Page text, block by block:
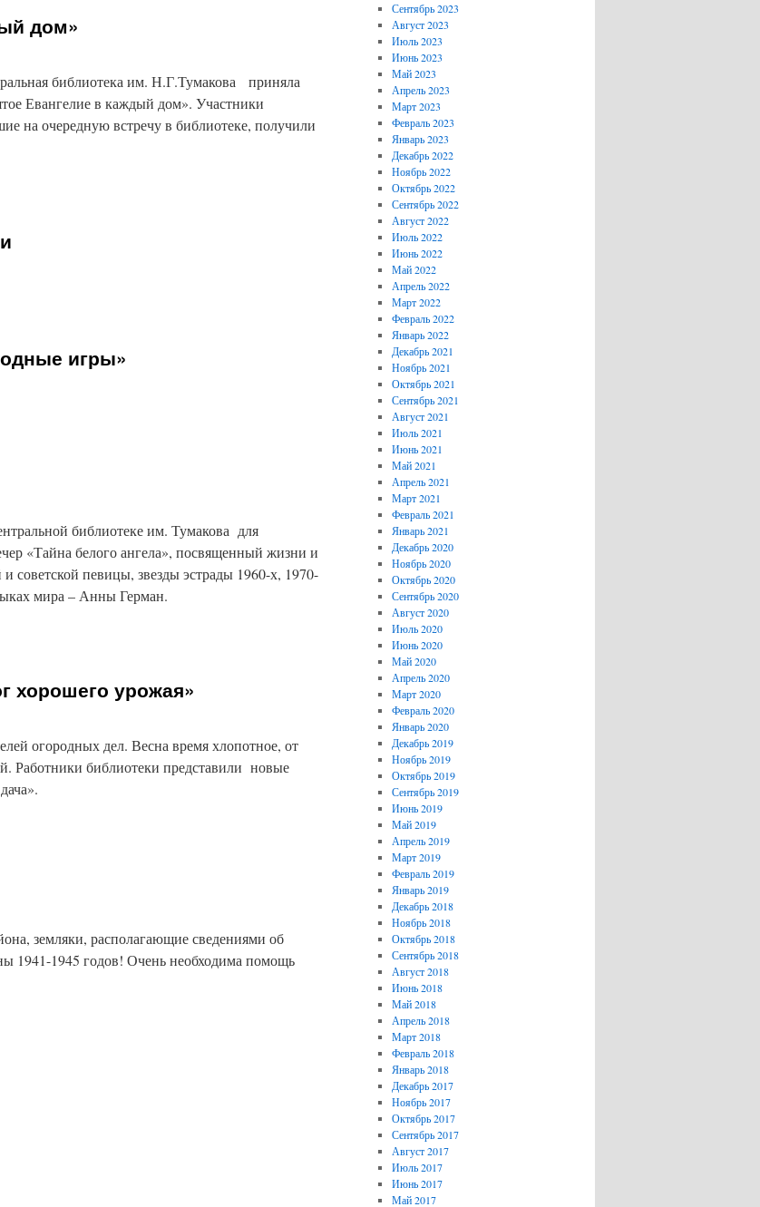
дом»
библиотека им. Н.Г.Тумакова приняла
Евангелие в каждый дом». Участники
на очередную встречу в библиотеке, получили
игры»
библиотеке им. Тумакова для
«Тайна белого ангела», посвященный жизни и
советской певицы, звезды эстрады 1960-х, 1970-
мира – Анны Герман.
хорошего урожая»
огородных дел. Весна время хлопотное, от
Работники библиотеки представили новые
земляки, располагающие сведениями об
1941-1945 годов! Очень необходима помощь
Сентябрь 2023
Август 2023
Июль 2023
Июнь 2023
Май 2023
Апрель 2023
Март 2023
Февраль 2023
Январь 2023
Декабрь 2022
Ноябрь 2022
Октябрь 2022
Сентябрь 2022
Август 2022
Июль 2022
Июнь 2022
Май 2022
Апрель 2022
Март 2022
Февраль 2022
Январь 2022
Декабрь 2021
Ноябрь 2021
Октябрь 2021
Сентябрь 2021
Август 2021
Июль 2021
Июнь 2021
Май 2021
Апрель 2021
Март 2021
Февраль 2021
Январь 2021
Декабрь 2020
Ноябрь 2020
Октябрь 2020
Сентябрь 2020
Август 2020
Июль 2020
Июнь 2020
Май 2020
Апрель 2020
Март 2020
Февраль 2020
Январь 2020
Декабрь 2019
Ноябрь 2019
Октябрь 2019
Сентябрь 2019
Июнь 2019
Май 2019
Апрель 2019
Март 2019
Февраль 2019
Январь 2019
Декабрь 2018
Ноябрь 2018
Октябрь 2018
Сентябрь 2018
Август 2018
Июнь 2018
Май 2018
Апрель 2018
Март 2018
Февраль 2018
Январь 2018
Декабрь 2017
Ноябрь 2017
Октябрь 2017
Сентябрь 2017
Август 2017
Июль 2017
Июнь 2017
Май 2017